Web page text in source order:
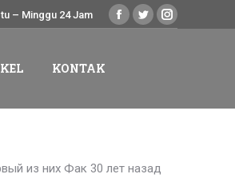
– Minggu 24 Jam
Facebook
new
Twitter
new
Instagram
new
KONTAK
из них Фак 30 лет назад